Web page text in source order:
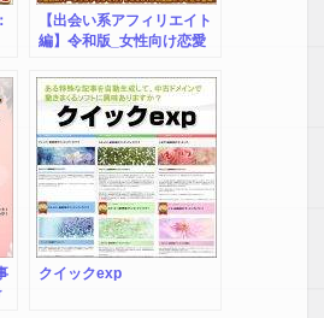
【出会い系アフィリエイト
編】令和版_女性向け恋愛
クイックexp